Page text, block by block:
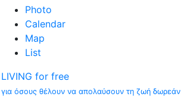
Photo
Calendar
Map
List
LIVING for free
για όσους θέλουν να απολαύσουν τη ζωή δωρεάν